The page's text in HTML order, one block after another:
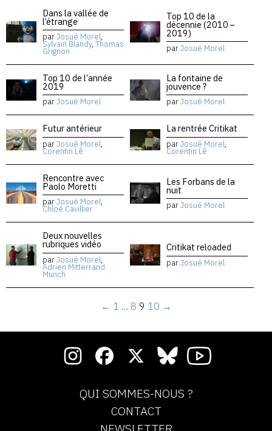
Dans la vallée de
l’étrange
parJosué Morel,
Sylvain Blandy, Thomas
Grignon
Top 10 de la
décennie (2010 –
2019)
parJosué Morel
Top 10 de l’année
2019
parJosué Morel
La fontaine de
jouvence ?
parJosué Morel
Futur antérieur
parJosué Morel,
Corentin Lê
La rentrée Critikat
parJosué Morel,
Corentin Lê
Rencontre avec
Paolo Moretti
parJosué Morel,
Chloé Cavillier
Les Forbans de la
nuit
parJosué Morel
Deux nouvelles
rubriques vidéo
parJosué Morel,
Adrien Mitterrand
Munch
Critikat reloaded
parJosué Morel
← 1 … 8 9 10 →
QUI SOMMES-NOUS ?
CONTACT